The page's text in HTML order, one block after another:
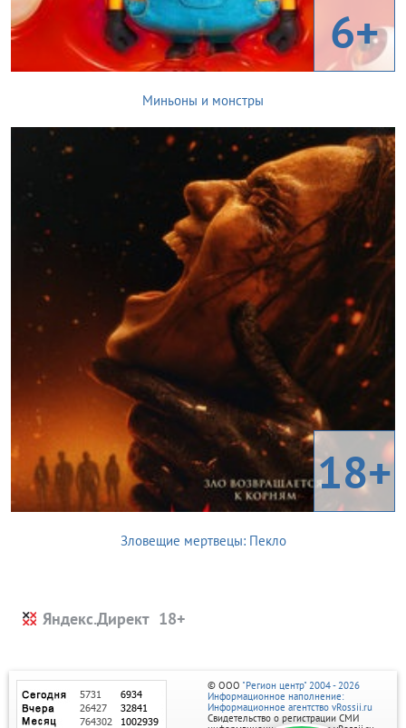
6+
Миньоны и монстры
18+
Зловещие мертвецы: Пекло
Яндекс.Директ
© ООО "Регион центр" 2004 - 2026
Информационное наполнение:
Информационное агентство vRossii.ru
Свидетельство о регистрации СМИ